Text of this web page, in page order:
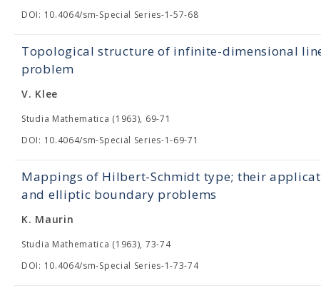
DOI: 10.4064/sm-Special Series-1-57-68
Topological structure of infinite-dimensional
problem
V. Klee
Studia Mathematica (1963), 69-71
DOI: 10.4064/sm-Special Series-1-69-71
Mappings of Hilbert-Schmidt type; their
and elliptic boundary problems
K. Maurin
Studia Mathematica (1963), 73-74
DOI: 10.4064/sm-Special Series-1-73-74